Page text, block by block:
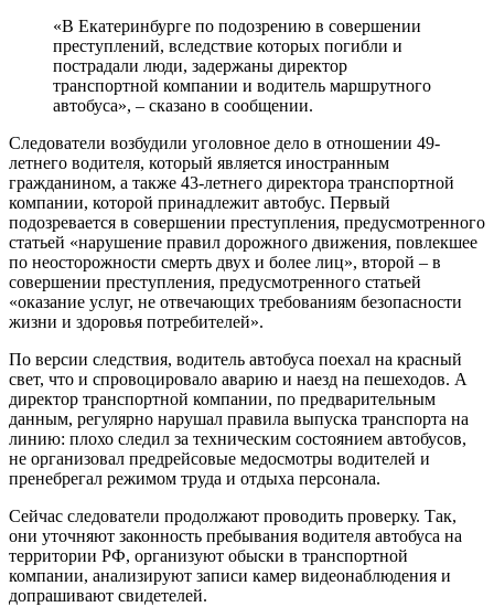
«В Екатеринбурге по подозрению в совершении
преступлений, вследствие которых погибли и
пострадали люди, задержаны директор
транспортной компании и водитель маршрутного
автобуса», – сказано в сообщении.
Следователи возбудили уголовное дело в отношении 49-
летнего водителя, который является иностранным
гражданином, а также 43-летнего директора транспортной
компании, которой принадлежит автобус. Первый
подозревается в совершении преступления, предусмотренного
статьей «нарушение правил дорожного движения, повлекшее
по неосторожности смерть двух и более лиц», второй – в
совершении преступления, предусмотренного статьей
«оказание услуг, не отвечающих требованиям безопасности
жизни и здоровья потребителей».
По версии следствия, водитель автобуса поехал на красный
свет, что и спровоцировало аварию и наезд на пешеходов. А
директор транспортной компании, по предварительным
данным, регулярно нарушал правила выпуска транспорта на
линию: плохо следил за техническим состоянием автобусов,
не организовал предрейсовые медосмотры водителей и
пренебрегал режимом труда и отдыха персонала.
Сейчас следователи продолжают проводить проверку. Так,
они уточняют законность пребывания водителя автобуса на
территории РФ, организуют обыски в транспортной
компании, анализируют записи камер видеонаблюдения и
допрашивают свидетелей.